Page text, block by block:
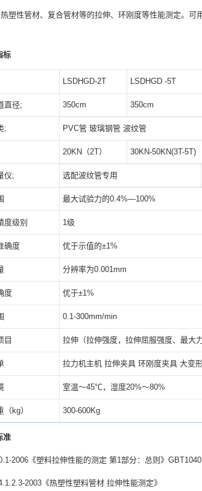
塑性管材、复合管材等的拉伸、环刚度等性能测定。
标
LSDHGD-2T LSDHGD -5T
直径; 350cm 350cm
; PVC管 玻璃钢管 波纹管
20KN（2T） 30KN-50KN(3T-5T)
仪; 选配波纹管专用
最大试验力的0.4%—100%
度级别 1级
确度 优于示值的±1%
分辨率为0.001mm
度 优于±1%
0.1-300mm/min
目 拉伸（拉伸强度，拉伸屈服强度、最
拉力机主机 拉伸夹具 环刚度夹具 大变
室温～45℃，湿度20%～80%
kg） 300-600Kg
准
2006《塑料拉伸性能的测定 第1部分：总则》
2003《热塑性塑料管材 拉伸性能测定》